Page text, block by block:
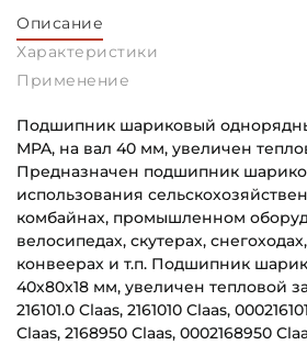
Описание
Характеристики
Применение
Подшипник шариковый
MPA, на вал 40 мм, увеличен
Предназначен подшипник
использования
комбайнах, промышленном
велосипедах, скутерах,
конвеерах и т.п. Подшипник
40х80х18 мм, увеличен тепловой
216101.0 Claas, 2161010 Claas,
Claas, 2168950 Claas, 0002168950